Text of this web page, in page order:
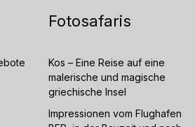
Fotosafaris
Kos – Eine Reise auf eine
malerische und magische
griechische Insel
Impressionen vom Flughafen